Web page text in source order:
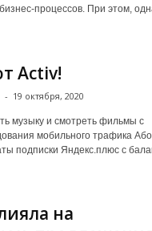
процессов. При этом,
Aсtiv!
- 19 октября, 2020
музыку и смотреть фильмы с
мобильного трафика
подписки Яндекс.плюс с
на